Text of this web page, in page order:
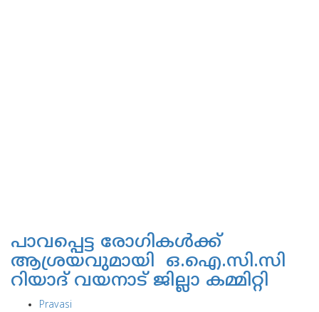
പാവപ്പെട്ട രോഗികള്‍ക്ക്
ആശ്രയവുമായി ഒ.ഐ.സി.സി
റിയാദ് വയനാട് ജില്ലാ കമ്മിറ്റി
Pravasi